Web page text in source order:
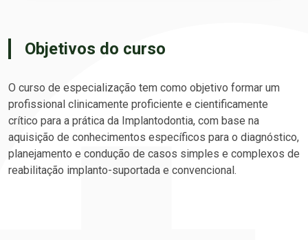
Objetivos do curso
O curso de especialização tem como objetivo formar um
profissional clinicamente proficiente e cientificamente
crítico para a prática da Implantodontia, com base na
aquisição de conhecimentos específicos para o diagnóstico,
planejamento e condução de casos simples e complexos de
reabilitação implanto-suportada e convencional.